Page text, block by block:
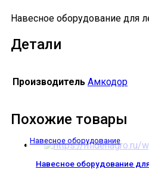
Навесное оборудование для
Детали
Производитель Амкодор
Похожие товары
Навесное оборудование
Навесное оборудование